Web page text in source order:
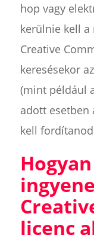
hop vagy
kerülnie kell a
Creative
keresésekor
(mint például
adott esetben
kell
licenc